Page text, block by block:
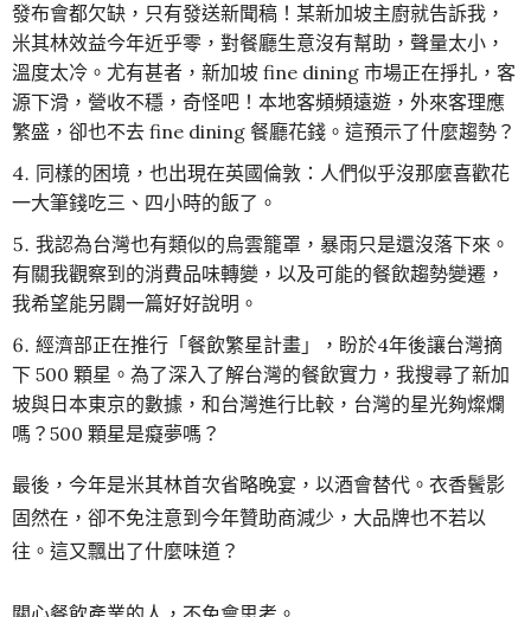
發布會都欠缺，只有發送新聞稿！某新加坡主廚就告訴我，
米其林效益今年近乎零，對餐廳生意沒有幫助，聲量太小，
溫度太冷。尤有甚者，新加坡 fine dining 市場正在掙扎，客
源下滑，營收不穩，奇怪吧！本地客頻頻遠遊，外來客理應
繁盛，卻也不去 fine dining 餐廳花錢。這預示了什麼趨勢？
同樣的困境，也出現在英國倫敦：人們似乎沒那麼喜歡花
一大筆錢吃三、四小時的飯了。
我認為台灣也有類似的烏雲籠罩，暴雨只是還沒落下來。
有關我觀察到的消費品味轉變，以及可能的餐飲趨勢變遷，
我希望能另闢一篇好好說明。
經濟部正在推行「餐飲繁星計畫」，盼於4年後讓台灣摘
下 500 顆星。為了深入了解台灣的餐飲實力，我搜尋了新加
坡與日本東京的數據，和台灣進行比較，台灣的星光夠燦爛
嗎？500 顆星是癡夢嗎？
最後，今年是米其林首次省略晚宴，以酒會替代。衣香鬢影
固然在，卻不免注意到今年贊助商減少，大品牌也不若以
往。這又飄出了什麼味道？